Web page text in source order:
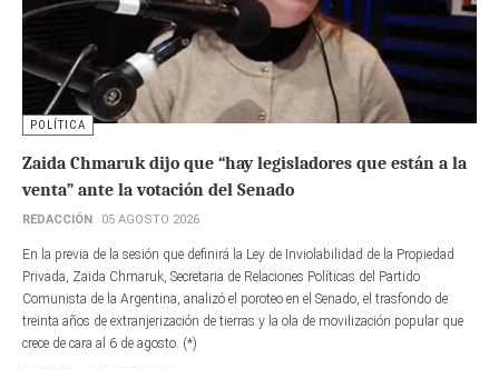
POLÍTICA
Zaida Chmaruk dijo que “hay legisladores que están a la
venta” ante la votación del Senado
REDACCIÓN 05 AGOSTO 2026
En la previa de la sesión que definirá la Ley de Inviolabilidad de la Propiedad
Privada, Zaida Chmaruk, Secretaria de Relaciones Políticas del Partido
Comunista de la Argentina, analizó el poroteo en el Senado, el trasfondo de
treinta años de extranjerización de tierras y la ola de movilización popular que
crece de cara al 6 de agosto. (*)